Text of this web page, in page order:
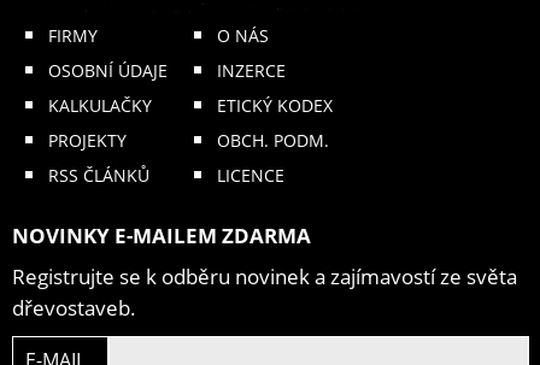
FIRMY
OSOBNÍ ÚDAJE
KALKULAČKY
PROJEKTY
RSS ČLÁNKŮ
O NÁS
INZERCE
ETICKÝ KODEX
OBCH. PODM.
LICENCE
NOVINKY E-MAILEM ZDARMA
Registrujte se k odběru novinek a zajímavostí ze světa
dřevostaveb.